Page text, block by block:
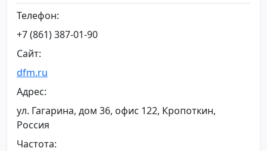
Телефон:
+7 (861) 387-01-90
Сайт:
dfm.ru
Адрес:
ул. Гагарина, дом 36, офис 122, Кропоткин,
Россия
Частота: